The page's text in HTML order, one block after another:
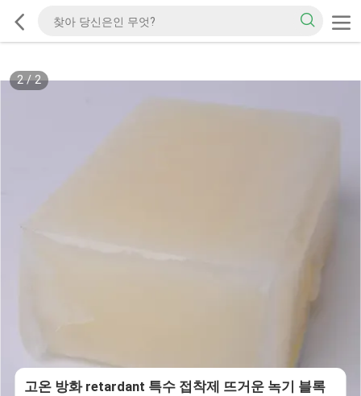
2/2
고온 방화 retardant 특수 접착제 뜨거운 녹기 블록